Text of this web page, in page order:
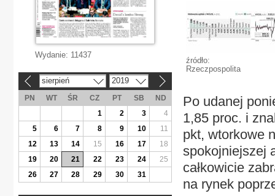
źródło:
Rzeczpospolita
Po udanej
1,85 proc. i
pkt, wtorkowe
spokojniejszej
całkowicie
na rynek
Wydanie: 11437
sierpień 2019
PN WT ŚR CZ PT SB
ND
1
2 3
4
5
6 7 8 9 10
11
12
13 14 15 16 17
18
19
20 21 22 23 24
25
26
27 28 29 30 31